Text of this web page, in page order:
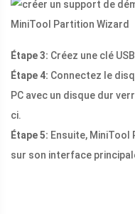
Étape 3: Créez une clé
Étape 4: Connectez le
PC avec un disque dur
ci.
Étape 5: Ensuite,
sur son interface